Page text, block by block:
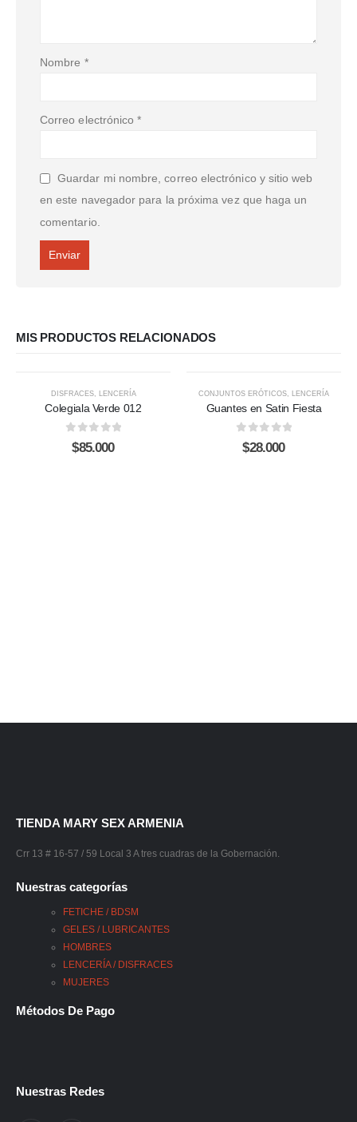
Nombre *
Correo electrónico*
Guardar mi nombre, correo electrónico y sitio web
en este navegador para la próxima vez que haga un
comentario.
MIS PRODUCTOS RELACIONADOS
DISFRACES, LENCERÍA
Colegiala Verde 012
0out of 5
$85.000
CONJUNTOS ERÓTICOS LENCERÍA
Guantes en Satin Fiesta
0out of 5
$28.000
TIENDA MARY SEX ARMENIA
Crr 13 # 16-57 / 59 Local 3 A tres cuadras de la Gobernación.
Nuestras categorías
FETICHE / BDSM
GELES / LUBRICANTES
HOMBRES
LENCERÍA / DISFRACES
MUJERES
Métodos De Pago
Nuestras Redes